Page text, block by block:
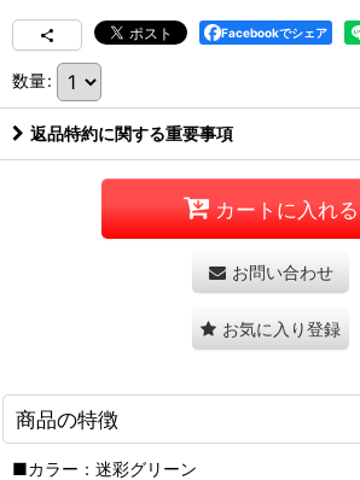
Facebookでシェア
数量:
返品特約に関する重要事項
カートに入れる
お問い合わせ
お気に入り登録
商品の特徴
■カラー：迷彩グリーン